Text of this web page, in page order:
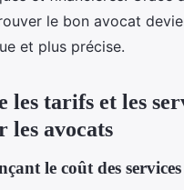
le bon avocat
et plus précise.
les tarifs et les
les avocats
le coût des services